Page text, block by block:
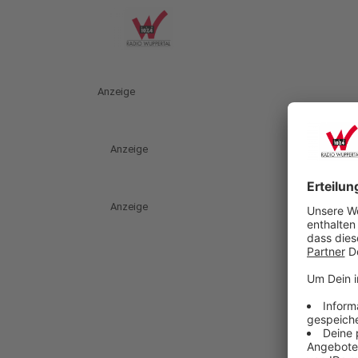
Anzeige
Anzeige
Anzeige